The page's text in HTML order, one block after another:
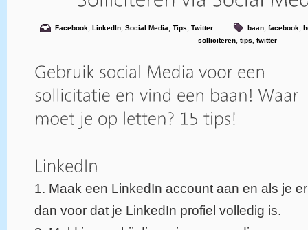
Facebook LinkedIn Social Media Tips Twitter baan facebook
solliciteren, tips twitter
1. Maak een LinkedIn account aan en als je
dan voor dat je LinkedIn profiel volledig is.